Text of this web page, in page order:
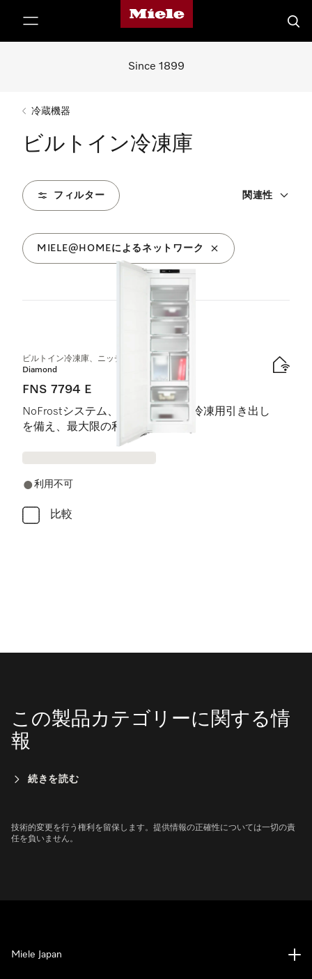
Mieleのホームページ
検索
Since 1899
冷蔵機器
ビルトイン冷凍庫
フィルター 関連性
MIELE@HOMEによるネットワーク
製品
ビルトイン冷凍庫、ニッチ高さ178 cm
Diamond
FNS 7794 E
NoFrostシステム、8つのレール付冷凍用引き出し
を備え、最大限の利便性を実現。
利用不可
比較
この製品カテゴリーに関する情
報
続きを読む
技術的変更を行う権利を留保します。提供情報の正確性については一切の責
任を負いません。
Miele Japan